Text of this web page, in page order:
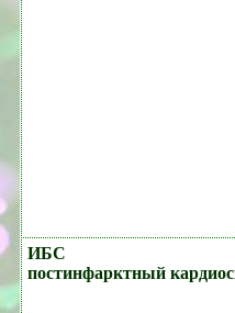
ИБС
постинфарктный